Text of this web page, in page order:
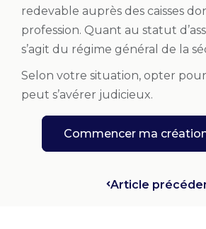
redevable auprès des caisses
profession. Quant au statut
s’agit du régime général de la
Selon votre situation, opter pour
peut s’avérer judicieux.
Commencer ma création
Article